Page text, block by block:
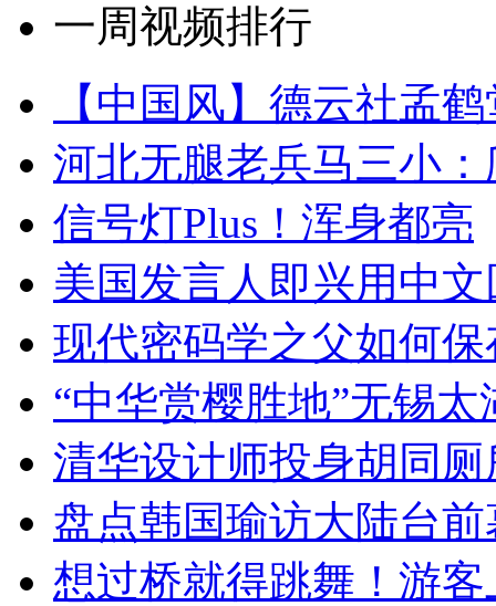
一周视频排行
【中国风】德云社孟
河北无腿老兵马三小
信号灯Plus！浑身都亮
美国发言人即兴用中
现代密码学之父如何
“中华赏樱胜地”无锡
清华设计师投身胡同
盘点韩国瑜访大陆台
想过桥就得跳舞！游客